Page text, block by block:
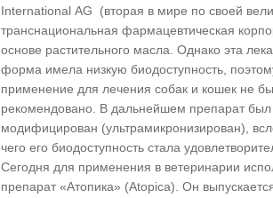
International AG (вторая в мире по своей
транснациональная фармацевтическая
основе растительного масла. Однако эта
форма имела низкую биодоступность,
применение для лечения собак и кошек не
рекомендовано. В дальнейшем препарат был
модифицирован (ультрамикронизирован),
чего его биодоступность стала
Сегодня для применения в ветеринарии
препарат «Атопика» (Atopica). Он